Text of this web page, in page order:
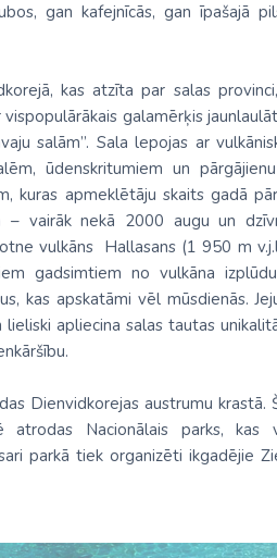
gan kafejnīcās, gan īpašajā
kas atzīta par salas
galamērķis
salām”. Sala lepojas ar
ūdenskritumiem un
kuras apmeklētāju skaits gadā
– vairāk nekā 2000 augu un
vulkāns Hallasans (1 950 m
gadsimtiem no vulkāna
kas apskatāmi vēl mūsdienās.
apliecina salas tautas
Dienvidkorejas austrumu
atrodas Nacionālais parks,
parkā tiek organizēti ikgadējie